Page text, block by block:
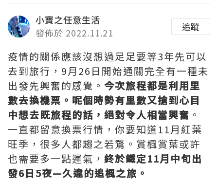
小寶之任意生活
發佈於 2022.11.21
追蹤
疫情的關係應該沒想過足足要等3年先可以
去到旅行，9月26日開始通關完全有一種未
出發先興奮的感覺。 今次旅程都是利用里
數去換機票。呢個時勢有里數又搶到心目
中想去既旅程的話，絕對令人相當興奮 。
一直都留意換票行情，你要知道11月紅葉
旺季，很多人都趨之若鶩。賞楓賞葉或許
也需要多一點運氣， 終於鐵定11月中旬出
發6日5夜—久違的追楓之旅。